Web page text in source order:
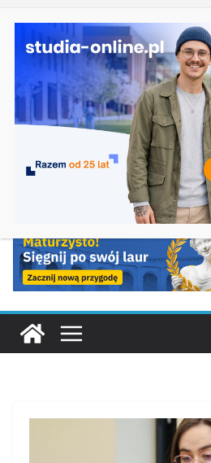
Ostatnie
wpisy:
Prawo w Łomży
Pedagogika
Skierniewicach
Kosmetologia w Opolu
Logistyka – studia
Szczecińskim
Elektroniczne
Krakowie